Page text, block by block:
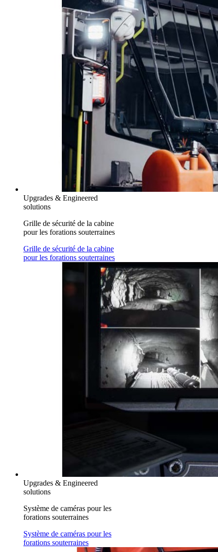
Upgrades & Engineered
solutions
Grille de sécurité de la cabine
pour les forations souterraines
Grille de sécurité de la cabine
pour les forations souterraines
Upgrades & Engineered
solutions
Système de caméras pour les
forations souterraines
Système de caméras pour les
forations souterraines